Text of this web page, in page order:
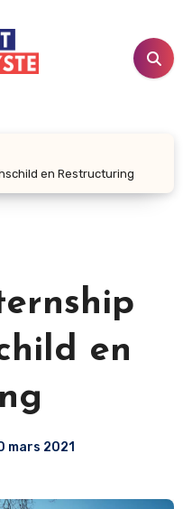
en Restructuring
en
mars 2021